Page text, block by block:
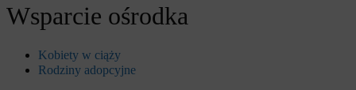
Wsparcie ośrodka
Kobiety w ciąży
Rodziny adopcyjne